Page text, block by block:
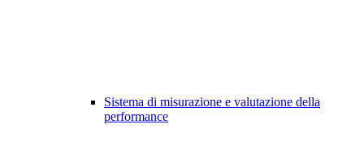
Sistema di misurazione e valutazione della
performance